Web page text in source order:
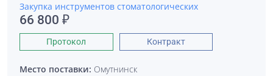
Закупка инструментов стоматологических
66 800 ₽
Протокол Контракт
Место поставки: Омутнинск